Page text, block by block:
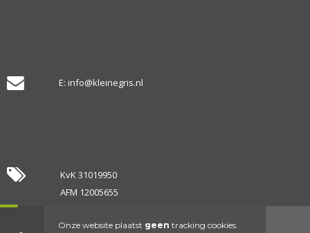
E: info@kleinegris.nl
KvK 31019950
AFM 12005655
BTW NL809615800B01
Onze website plaatst geen tracking cookies.